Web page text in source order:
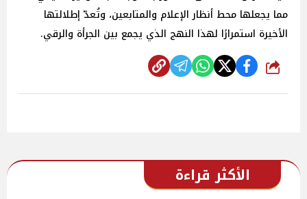
مما يجعلها محط أنظار الإعلام والمتابعين، وتُعدّ إطلالتها
الأخيرة استمرارًا لهذا النهج الذي يجمع بين الجرأة والرقي.
شارك
الأكثر قراءة